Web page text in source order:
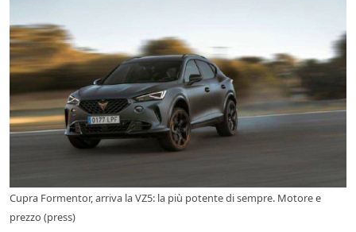
Cupra Formentor, arriva la VZ5: la più potente di sempre. Motore e
prezzo (press)